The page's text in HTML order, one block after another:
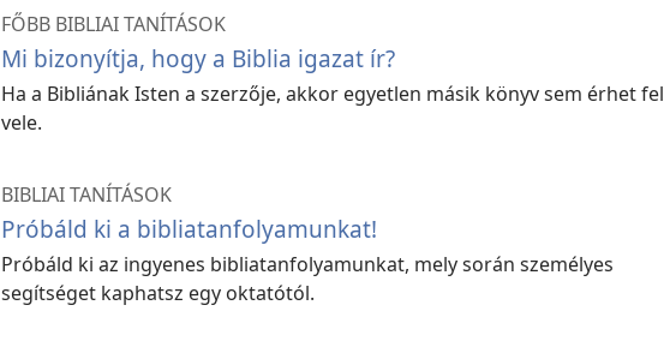
FŐBB BIBLIAI TANÍTÁSOK
Mi bizonyítja, hogy a Biblia igazat ír?
Ha a Bibliának Isten a szerzője, akkor egyetlen másik könyv sem érhet fel
vele.
BIBLIAI TANÍTÁSOK
Próbáld ki a bibliatanfolyamunkat!
Próbáld ki az ingyenes bibliatanfolyamunkat, mely során személyes
segítséget kaphatsz egy oktatótól.